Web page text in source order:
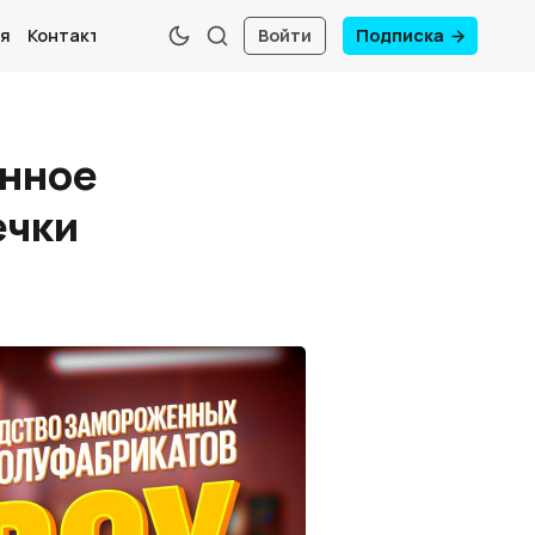
Контакты Войти Подписка